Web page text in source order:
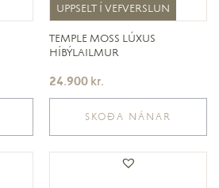
UPPSELT Í VEFVERSLUN
UPPSELT Í VEFVERSLUN
TEMPLE MOSS LÚXUS
HÍBÝLAILMUR
24.900 kr.
SKOÐA NÁNAR